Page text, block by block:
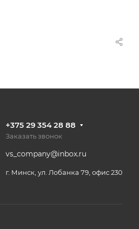
+375 29 354 28 88
Заказать звонок
vs_company@inbox.ru
г. Минск, ул. Лобанка 79, офис 230